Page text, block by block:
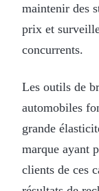
maintenir des
prix et
concurrents.
Les outils de
automobiles
grande
marque ayant
clients de ces